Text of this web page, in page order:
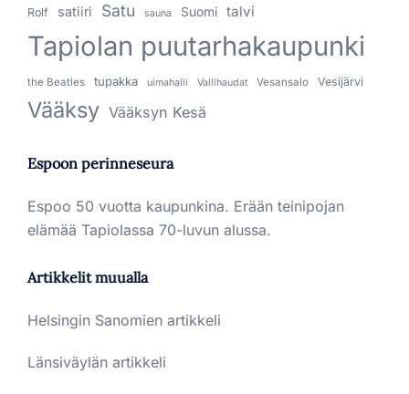
Rolf satiiri Satu sauna Suomi talvi
Tapiolan puutarhakaupunki
the Beatles tupakka uimahalli Vallihaudat Vesansalo Vesijärvi
Vääksy Vääksyn Kesä
Espoon perinneseura
Espoo 50 vuotta kaupunkina. Erään teinipojan
elämää Tapiolassa 70-luvun alussa.
Artikkelit muualla
Helsingin Sanomien artikkeli
Länsiväylän artikkeli